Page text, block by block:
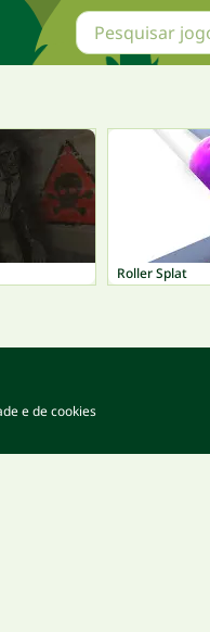
Roller Splat
e de cookies